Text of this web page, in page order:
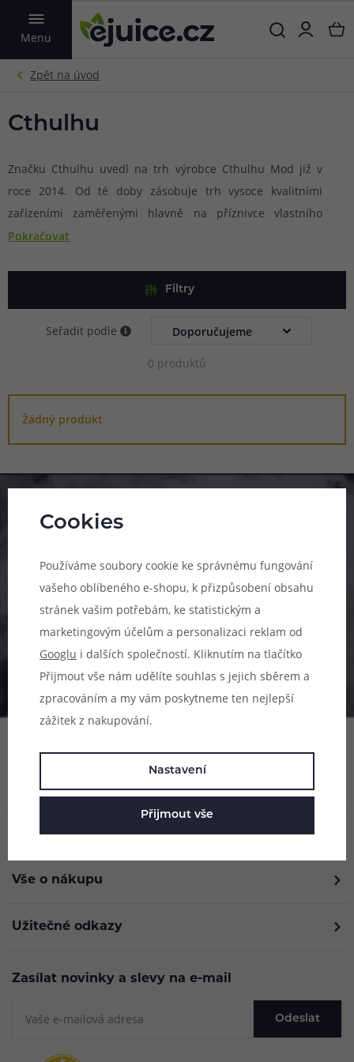
Menu
VYHLEDAT
Cthulhu
Značku Cthulhu uvedl na trh výrobce Cthulhu Mod již v
roce 2014. Od té doby zásobuje trh vysoce kvalitními
zařízeními zaměřenými hlavně na příznivce vlastního
motání. Díky celé řadě motacích RDA, RTA a
výrobce opravdovou legendu ve světě vapingu.
Pokračovat
Filtry
Seřadit podle
0 produktů
Žádný produkt
Po–Pá: 09:00–17:00
info@ejuice.cz
kdykoliv
O nás
Vše o nákupu
Užitečné odkazy
Zasílat novinky a slevy na e-mail
Odeslat
Cookies
Používáme soubory cookie ke správnému fungování
vašeho oblíbeného e-shopu, k přizpůsobení obsahu
stránek vašim potřebám, ke statistickým a
marketingovým účelům a personalizaci reklam od
Googlu i dalších společností. Kliknutím na tlačítko
Přijmout vše nám udělíte souhlas s jejich sběrem a
zpracováním a my vám poskytneme ten nejlepší
zážitek z nakupování.
Nastavení
Přijmout vše